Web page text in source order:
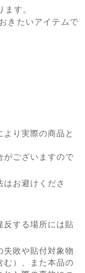
す。
きたいアイテムで
り実際の商品と
がございますので
お避けくださ
反する場所には貼
失敗や貼付対象物
む）、また本品の